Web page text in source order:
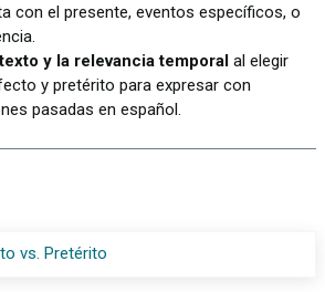
con el presente, eventos específicos, o
y la relevancia temporal al elegir
y pretérito para expresar con
pasadas en español.
vs. Pretérito